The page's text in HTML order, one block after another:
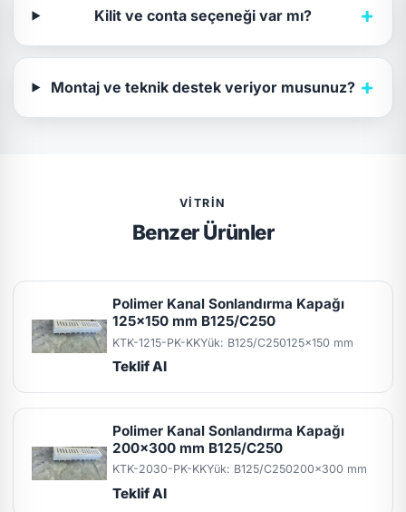
Kilit ve conta seçeneği var mı? +
Montaj ve teknik destek veriyor musunuz? +
VITRIN
Benzer Ürünler
Polimer Kanal Sonlandırma Kapağı
125x150 mm B125/C250
KTK-1215-PK-KKYük: B125/C250125x150 mm
Teklif Al
Polimer Kanal Sonlandırma Kapağı
200x300 mm B125/C250
KTK-2030-PK-KKYük: B125/C250200x300 mm
Teklif Al